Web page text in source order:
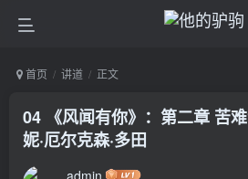
首页 讲道 正文
04 《风闻有你》：第二章 苦
妮·厄尔克森·多田
admin